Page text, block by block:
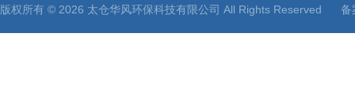
版权所有 © 2026 太仓华风环保科技有限公司 All Rights Reserved 备